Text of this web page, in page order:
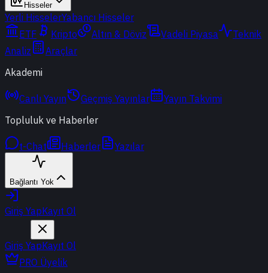
Hisseler
Yerli HisselerYabancı Hisseler
ETF
Kripto Altın & Döviz Vadeli Piyasa
Teknik
Analiz
Araçlar
Akademi
Canlı Yayın Geçmiş Yayınlar
Yayın Takvimi
Topluluk ve Haberler
t-Chat Haberler Yazılar
Bağlantı Yok
Giriş YapKayıt Ol
Giriş YapKayıt Ol
PRO Üyelik